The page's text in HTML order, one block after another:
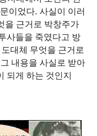
이었다. 사실이 이러
을 근거로 박창주가
사들을 죽였다고 방
대체 무엇을 근거로
내용을 사실로 받아
되게 하는 것인지